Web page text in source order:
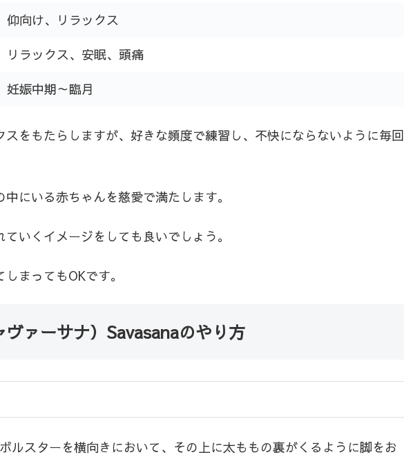
仰向け、リラックス
リラックス、安眠、頭痛
妊娠中期～臨月
スをもたらしますが、好きな頻度で練習し、不快にならないように毎回
にいる赤ちゃんを慈愛で満たします。
いくイメージをしても良いでしょう。
まってもOKです。
ァーサナ）Savasanaのやり方
ルスターを横向きにおいて、その上に太ももの裏がくるように脚をお